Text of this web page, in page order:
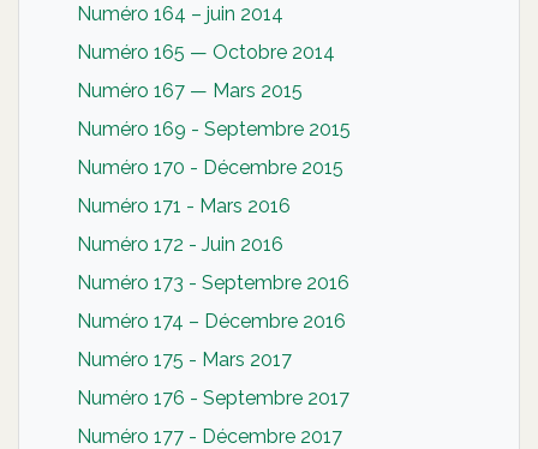
Numéro 164 – juin 2014
Numéro 165 — Octobre 2014
Numéro 167 — Mars 2015
Numéro 169 - Septembre 2015
Numéro 170 - Décembre 2015
Numéro 171 - Mars 2016
Numéro 172 - Juin 2016
Numéro 173 - Septembre 2016
Numéro 174 – Décembre 2016
Numéro 175 - Mars 2017
Numéro 176 - Septembre 2017
Numéro 177 - Décembre 2017